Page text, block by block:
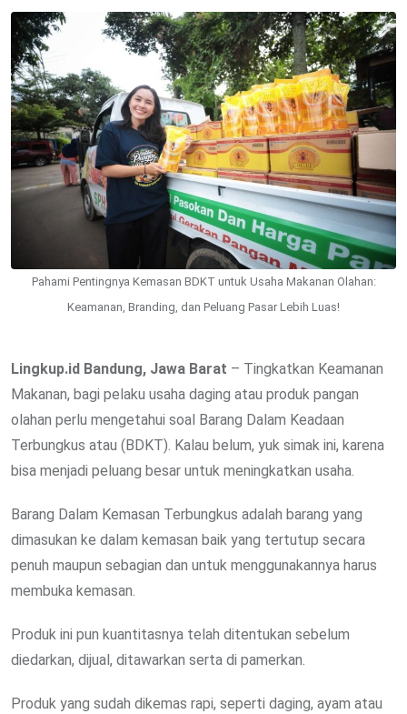
Email
Pahami Pentingnya Kemasan BDKT untuk Usaha Makanan Olahan:
Keamanan, Branding, dan Peluang Pasar Lebih Luas!
Lingkup.id Bandung, Jawa Barat – Tingkatkan Keamanan
Makanan, bagi pelaku usaha daging atau produk pangan
olahan perlu mengetahui soal Barang Dalam Keadaan
Terbungkus atau (BDKT). Kalau belum, yuk simak ini, karena
bisa menjadi peluang besar untuk meningkatkan usaha.
Barang Dalam Kemasan Terbungkus adalah barang yang
dimasukan ke dalam kemasan baik yang tertutup secara
penuh maupun sebagian dan untuk menggunakannya harus
membuka kemasan.
Produk ini pun kuantitasnya telah ditentukan sebelum
diedarkan, dijual, ditawarkan serta di pamerkan.
Produk yang sudah dikemas rapi, seperti daging, ayam atau